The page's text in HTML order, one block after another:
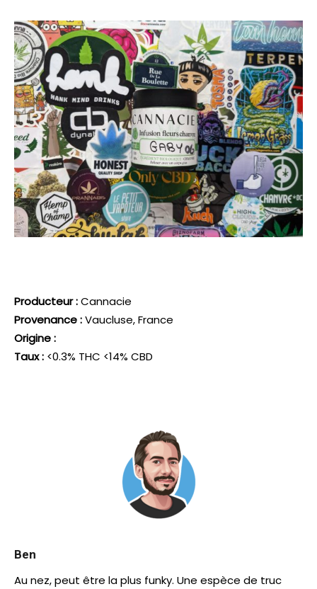
Producteur :Cannacie
Provenance :Vaucluse, France
Origine :
Taux : <0.3% THC <14% CBD
Ben
Au nez, peut être la plus funky. Une espèce de truc